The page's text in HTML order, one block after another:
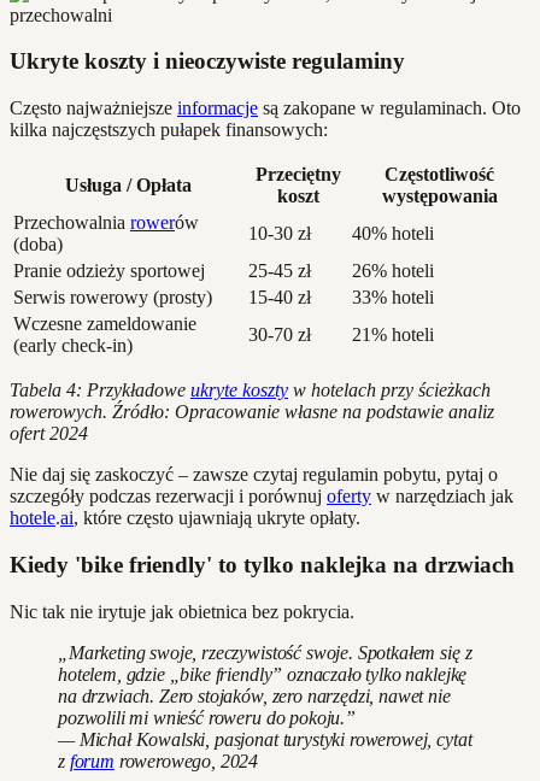
Ukryte koszty i nieoczywiste regulaminy
Często najważniejsze informacje są zakopane w regulaminach. Oto
kilka najczęstszych pułapek finansowych:
Usługa / Opłata
Przeciętny
koszt
Częstotliwość
występowania
Przechowalnia rowerów
(doba)
10-30 zł
40% hoteli
Pranie odzieży sportowej
25-45 zł
26% hoteli
Serwis rowerowy (prosty)
15-40 zł
33% hoteli
Wczesne zameldowanie
(early check-in)
30-70 zł 21% hoteli
Tabela 4: Przykładowe ukryte koszty w hotelach przy ścieżkach
rowerowych. Źródło: Opracowanie własne na podstawie analiz
ofert 2024
Nie daj się zaskoczyć – zawsze czytaj regulamin pobytu, pytaj o
szczegóły podczas rezerwacji i porównuj oferty w narzędziach jak
hotele.ai, które często ujawniają ukryte opłaty.
Kiedy 'bike friendly' to tylko naklejka na drzwiach
Nic tak nie irytuje jak obietnica bez pokrycia.
„Marketing swoje, rzeczywistość swoje. Spotkałem się z
hotelem, gdzie „bike friendly” oznaczało tylko naklejkę
na drzwiach. Zero stojaków, zero narzędzi, nawet nie
pozwolili mi wnieść roweru do pokoju.”
— Michał Kowalski, pasjonat turystyki rowerowej, cytat
z forum rowerowego, 2024